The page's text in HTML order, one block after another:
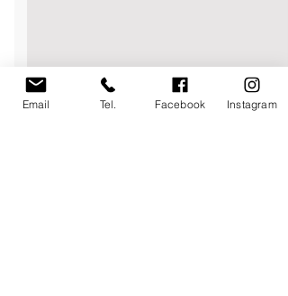
Email Tel. Facebook Instagram